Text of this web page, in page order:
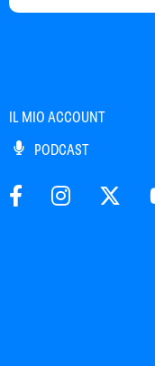
IL MIO ACCOUNT
PODCAST